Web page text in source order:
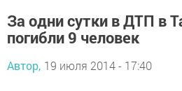
За одни сутки в ДТП в
погибли 9 человек
Автор, 19 июля 2014 - 17:40